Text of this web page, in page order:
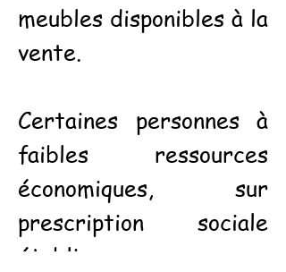
meubles disponibles à la
vente.
Certaines personnes à
faibles ressources
économiques, sur
prescription sociale
établie par un